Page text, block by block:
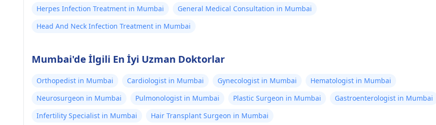
Herpes Infection Treatment in Mumbai
General Medical Consultation in Mumbai
Head And Neck Infection Treatment in Mumbai
Mumbai'de İlgili En İyi Uzman Doktorlar
Orthopedist in Mumbai Cardiologist in Mumbai Gynecologist in Mumbai
Hematologist in Mumbai
Neurosurgeon in Mumbai
Pulmonologist in Mumbai Plastic Surgeon in Mumbai
Gastroenterologist in Mumbai
Infertility Specialist in Mumbai
Hair Transplant Surgeon in Mumbai